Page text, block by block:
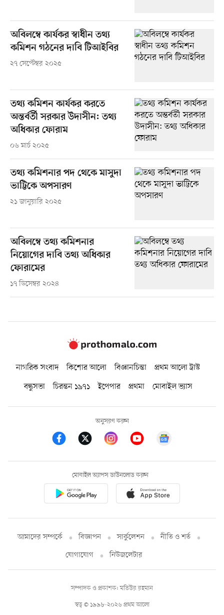
অবিলম্বে কার্যকর স্বাধীন তথ্য
কমিশন গঠনের দাবি টিআইবির
২৭ সেপ্টেম্বর ২০২৫
তথ্য কমিশন কার্যকর করতে
অন্তর্বর্তী সরকার উদাসীন: তথ্য
অধিকার ফোরাম
০৬ মার্চ ২০২৫
তথ্য কমিশনার পদ থেকে মাসুদা
ভাট্টিকে অপসারণ
২১ জানুয়ারি ২০২৫
অবিলম্বে তথ্য কমিশনার
নিয়োগের দাবি তথ্য অধিকার
ফোরামের
১৭ ডিসেম্বর ২০২৪
নাগরিক সংবাদ কিশোর আলো বিজ্ঞানচিন্তা
প্রথম আলো ট্রাস্ট
বন্ধুসভা
চিরন্তন ১৯৭১ ইপেপার প্রথমা মোবাইল ভ্যাস
অনুসরণ করুন
মোবাইল অ্যাপস ডাউনলোড করুন
আমাদের সম্পর্কে বিজ্ঞাপন সার্কুলেশন
নীতি ও শর্ত
যোগাযোগ
নিউজলেটার
স্বত্ব © ১৯৯৮-২০২৬ প্রথম আলো
সম্পাদক ও প্রকাশক: মতিউর রহমান